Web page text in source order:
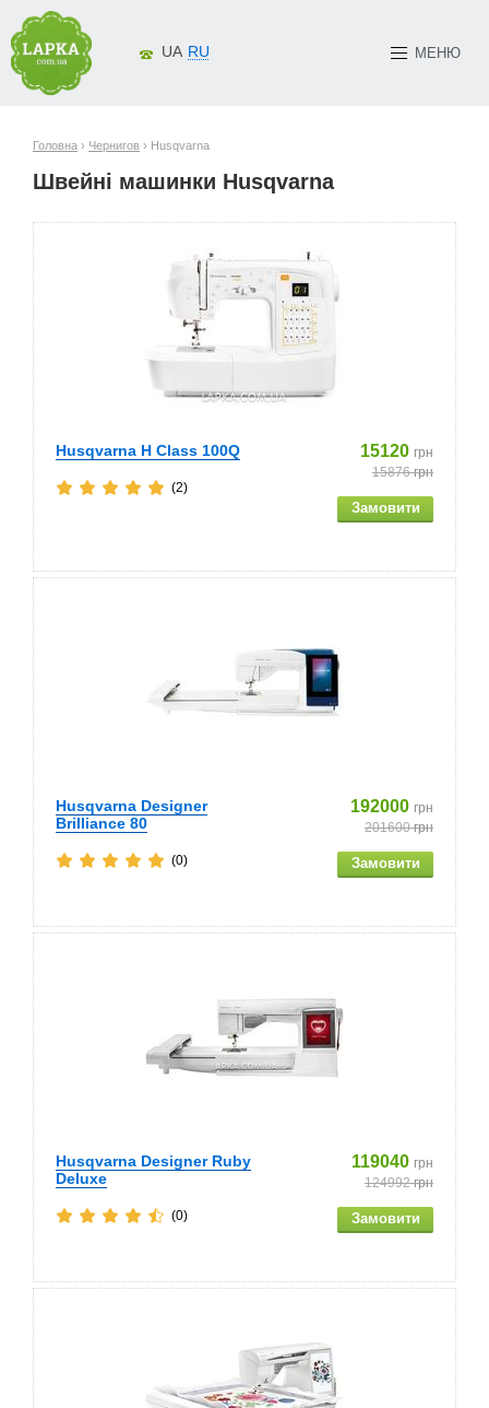
МЕНЮ
UA RU
Головна › Чернигов › Husqvarna
Швейні машинки Husqvarna
Husqvarna H Class 100Q 15120 грн
15876грн
(2)
Husqvarna Designer
Brilliance 80
192000 грн
201600грн
(0)
Husqvarna Designer Ruby
Deluxe
119040 грн
124992грн
(0)